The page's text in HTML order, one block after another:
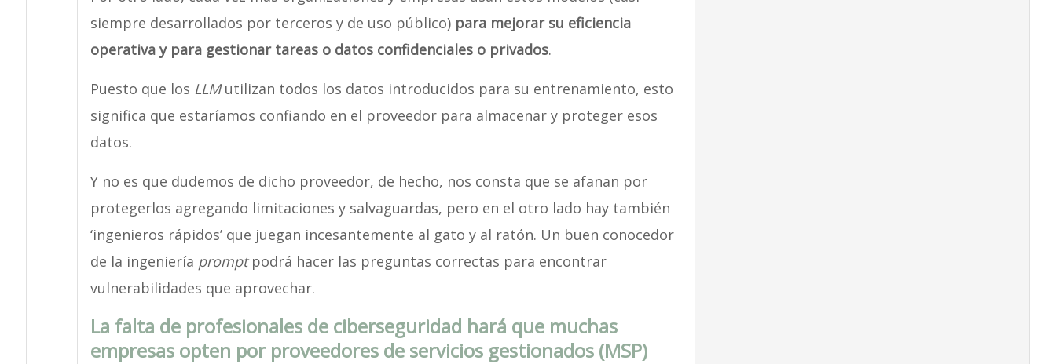
siempre desarrollados por terceros y de uso público) para mejorar su eficiencia
operativa y para gestionar tareas o datos confidenciales o privados.
Puesto que los LLMutilizan todos los datos introducidos para su entrenamiento, esto
significa que estaríamos confiando en el proveedor para almacenar y proteger esos
datos.
Y no es que dudemos de dicho proveedor, de hecho, nos consta que se afanan por
protegerlos agregando limitaciones y salvaguardas, pero en el otro lado hay también
‘ingenieros rápidos’ que juegan incesantemente al gato y al ratón. Un buen conocedor
de la ingeniería promptpodrá hacer las preguntas correctas para encontrar
vulnerabilidades que aprovechar.
La falta de profesionales de ciberseguridad hará que muchas
empresas opten por proveedores de servicios gestionados (MSP)